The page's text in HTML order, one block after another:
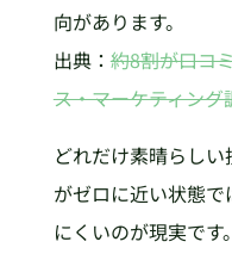
向があります。
出典：約8割が口コ
ス・マーケティング
どれだけ素晴らし
がゼロに近い状態
にくいのが現実で